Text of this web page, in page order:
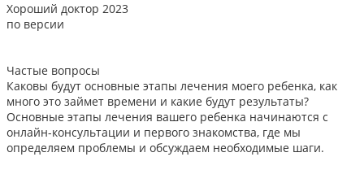
Хороший доктор 2023
по версии
Частые вопросы
Каковы будут основные этапы лечения моего ребенка, как
много это займет времени и какие будут результаты?
Основные этапы лечения вашего ребенка начинаются с
онлайн-консультации и первого знакомства, где мы
определяем проблемы и обсуждаем необходимые шаги.